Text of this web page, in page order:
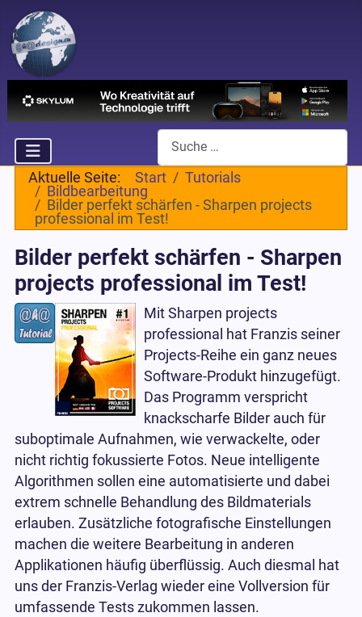
Suchen
Aktuelle Seite: Start
Tutorials
Bildbearbeitung
Bilder perfekt schärfen - Sharpen projects
professional im Test!
Bilder perfekt schärfen - Sharpen
projects professional im Test!
Mit Sharpen projects
professional hat Franzis seiner
Projects-Reihe ein ganz neues
Software-Produkt hinzugefügt.
Das Programm verspricht
knackscharfe Bilder auch für
suboptimale Aufnahmen, wie verwackelte, oder
nicht richtig fokussierte Fotos. Neue intelligente
Algorithmen sollen eine automatisierte und dabei
extrem schnelle Behandlung des Bildmaterials
erlauben. Zusätzliche fotografische Einstellungen
machen die weitere Bearbeitung in anderen
Applikationen häufig überflüssig. Auch diesmal hat
uns der Franzis-Verlag wieder eine Vollversion für
umfassende Tests zukommen lassen.